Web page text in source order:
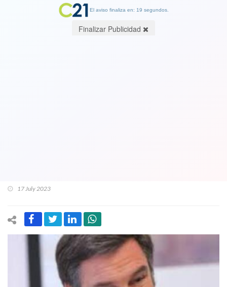
17 July 2023
El aviso finaliza en: 19 segundos.
Finalizar Publicidad